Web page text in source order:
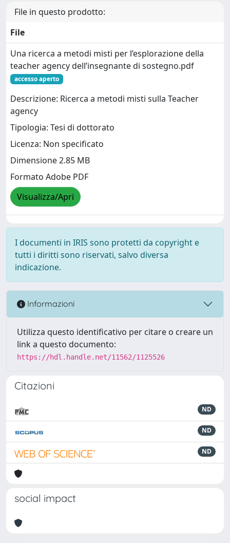
File in questo prodotto:
File
Una ricerca a metodi misti per l’esplorazione della
teacher agency dell’insegnante di sostegno.pdf
accesso aperto
Descrizione: Ricerca a metodi misti sulla Teacher
agency
Tipologia: Tesi di dottorato
Licenza: Non specificato
Dimensione 2.85 MB
Formato Adobe PDF
Visualizza/Apri
I documenti in IRIS sono protetti da copyright e
tutti i diritti sono riservati, salvo diversa
indicazione.
Informazioni
Utilizza questo identificativo per citare o creare un
link a questo documento:
https://hdl.handle.net/11562/1125526
Citazioni
ND
ND
ND
social impact